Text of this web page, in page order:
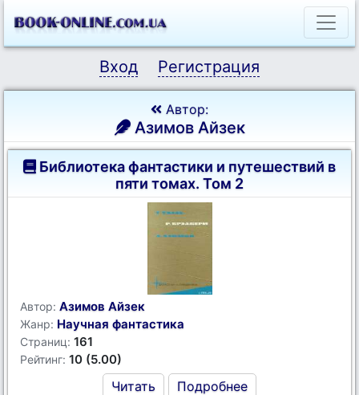
Вход Регистрация
Автор:
Азимов Айзек
Библиотека фантастики и путешествий в
пяти томах. Том 2
Автор: Азимов Айзек
Жанр: Научная фантастика
Страниц: 161
Рейтинг: 10 (5.00)
Читать Подробнее